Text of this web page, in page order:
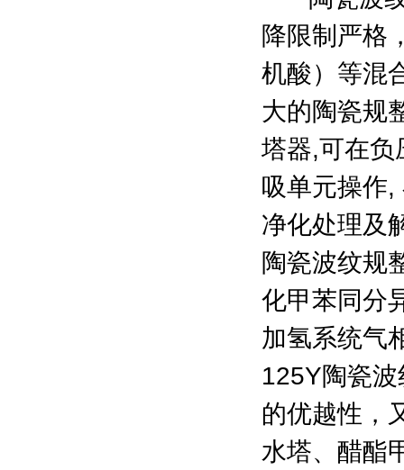
降限制严格
机酸）等混
大的陶瓷规
塔器,可在负
吸单元操作,
净化处理及
陶瓷波纹规
化甲苯同分
加氢系统气
125Y陶瓷
的优越性，
水塔、醋酯